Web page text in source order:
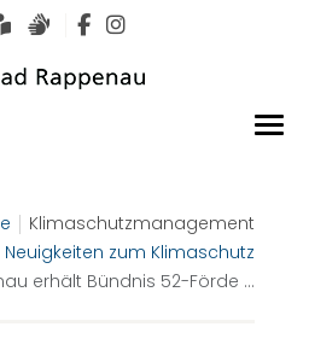
Leichte Sprache
Gebärdensprachen
Klimaschutzmanagement
Neuigkeiten zum Klimaschutz
erhält Bündnis 52-Förde ...